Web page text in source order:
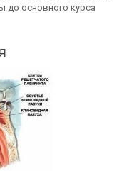
до основного курса